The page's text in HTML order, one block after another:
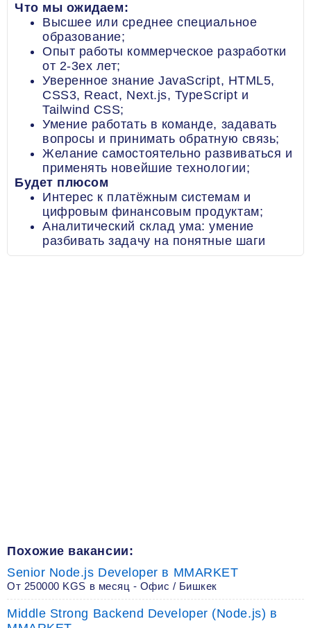
Что мы ожидаем:
Высшее или среднее специальное
образование;
Опыт работы коммерческое разработки
от 2-3ех лет;
Уверенное знание JavaScript, HTML5,
CSS3, React, Next.js, TypeScript и
Tailwind CSS;
Умение работать в команде, задавать
вопросы и принимать обратную связь;
Желание самостоятельно развиваться и
применять новейшие технологии;
Будет плюсом
Интерес к платёжным системам и
цифровым финансовым продуктам;
Аналитический склад ума: умение
разбивать задачу на понятные шаги
Похожие вакансии:
Senior Node.js Developer в MMARKET
От 250000 KGS в месяц - Офис / Бишкек
Middle Strong Backend Developer (Node.js) в